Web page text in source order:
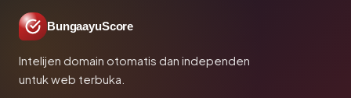
BungaayuScore
Intelijen domain otomatis dan independen
untuk web terbuka.